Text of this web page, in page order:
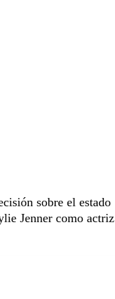
sobre el estado
Jenner como actriz